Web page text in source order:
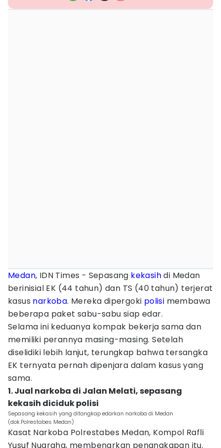
Medan, IDN Times - Sepasang kekasihdi Medan
berinisial EK (44 tahun) dan TS (40 tahun) terjerat
kasus narkoba. Mereka dipergoki polisi membawa
beberapa paket sabu-sabu siap edar.
Selama ini keduanya kompak bekerja sama dan
memiliki perannya masing-masing. Setelah
diselidiki lebih lanjut, terungkap bahwa tersangka
EK ternyata pernah dipenjara dalam kasus yang
sama.
1. Jual narkoba di Jalan Melati, sepasang
kekasih diciduk polisi
Sepasang kekasih yang ditangkap edarkan narkoba di Medan
(dok.Polrestabes Medan)
Kasat Narkoba Polrestabes Medan, Kompol Rafli
Yusuf Nugraha, membenarkan penangkapan itu.